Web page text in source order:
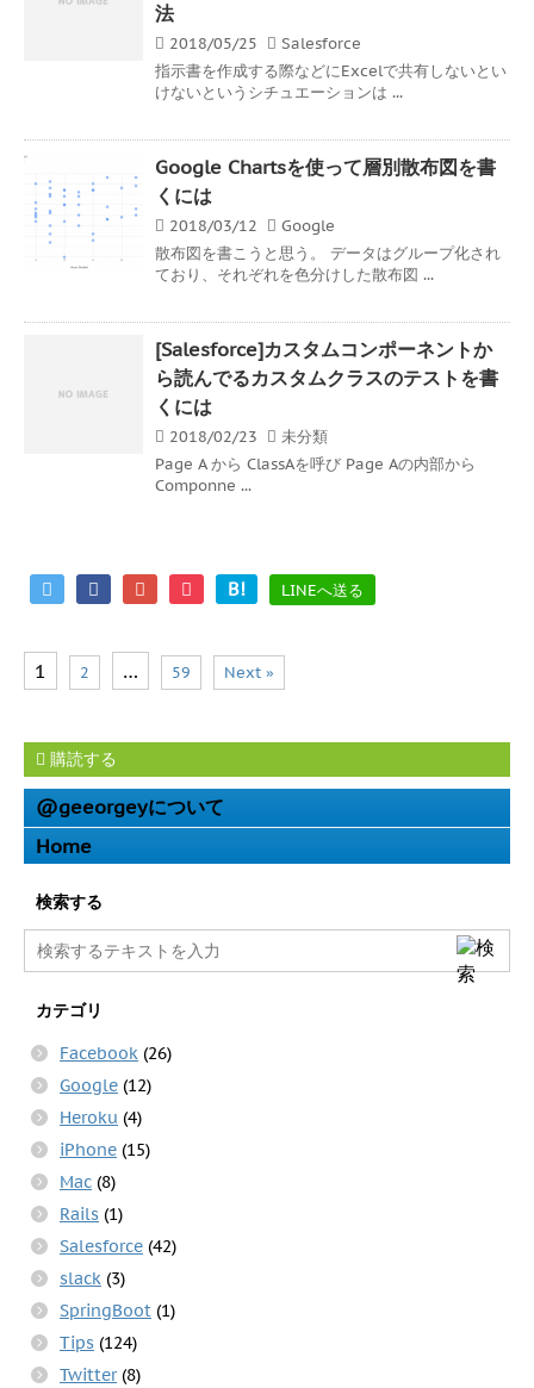
法
2018/05/25
Salesforce
指示書を作成する際などにExcelで共有しないとい
けないというシチュエーションは ...
Google Chartsを使って層別散布図を書
くには
2018/03/12
Google
散布図を書こうと思う。 データはグループ化され
ており、それぞれを色分けした散布図 ...
[Salesforce]カスタムコンポーネントか
ら読んでるカスタムクラスのテストを書
くには
2018/02/23
未分類
Page A から ClassAを呼び Page Aの内部から
Componne ...
B! LINEへ送る
1 2 … 59 Next »
購読する
@geeorgeyについて
Home
検索する
カテゴリ
Facebook (26)
Google (12)
Heroku (4)
iPhone (15)
Mac (8)
Rails (1)
Salesforce (42)
slack (3)
SpringBoot (1)
Tips (124)
Twitter(8)